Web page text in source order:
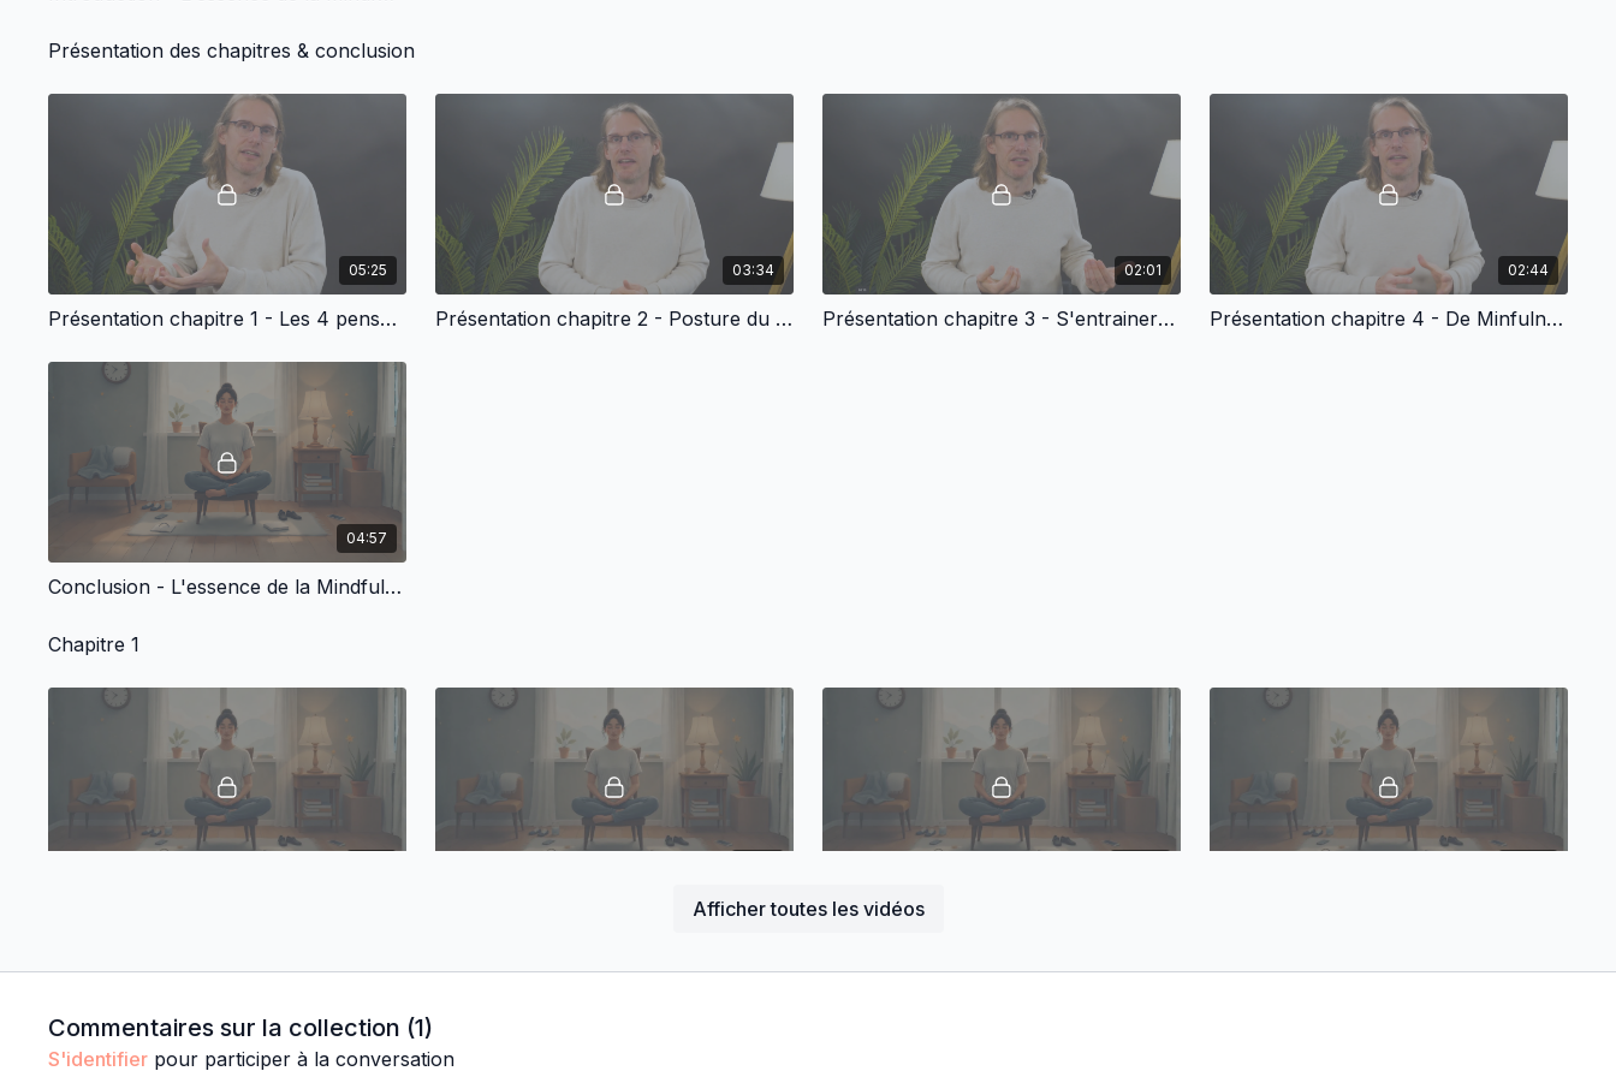
Afficher toutes les vidéos
Présentation des chapitres & conclusion
05:25
Présentation chapitre 1 - Les 4 pensées préalables à la méditation bouddhiste
03:34
Présentation chapitre 2 - Posture du corps, observation et rappel
02:01
Présentation chapitre 3 - S'entrainer à la concentration
02:44
Présentation chapitre 4 - De Minfulness à Emptiness
04:57
Conclusion - L'essence de la Mindfulness : dépassez les freins à la méditation en donnant du sens à la pratique
Chapitre 1
Épisode 2 - Impermanence et la mort Épisode 3 - Loi de causalité
Chapitre 2
Commentaires sur la collection (1)
S'identifier pour participer à la conversation